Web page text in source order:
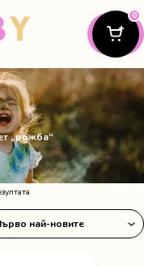
0
„рожба“
by
latest